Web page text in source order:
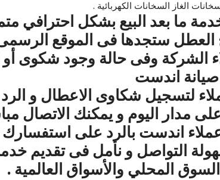
ما بعد البيع بشكل احترافي
ستجدها فى الموقع
الشركة وفى حالة وجود شكوى
اندست
لتسجيل شكاوى الاعطال و
مدار اليوم و يمكنك الاتصال
اندست بالرد على
التواصل و نأمل فى تقديم
المحلي والأسواق العالمية .